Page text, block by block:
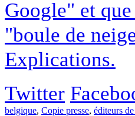
Google" et
"boule de
Explications.
Twitter
belgique, Copie presse, éditeurs